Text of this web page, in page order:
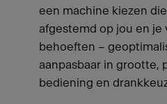
een machine kiezen
afgestemd op jou en je
behoeften –
aanpasbaar in grootte,
bediening en